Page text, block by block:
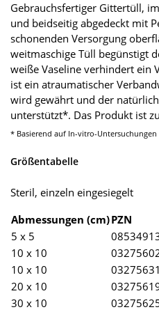
Gebrauchsfertiger Gittertüll,
und beidseitig abgedeckt mit
schonenden Versorgung
weitmaschige Tüll begünstigt
weiße Vaseline verhindert ein
ist ein atraumatischer
wird gewährt und der
unterstützt*. Das Produkt ist
* Basierend auf In-vitro-Untersuchungen
Größentabelle
Steril, einzeln eingesiegelt
Abmessungen (cm)PZN
5 x 5
10 x 10
10 x 10
03275631
20 x 10
30 x 10